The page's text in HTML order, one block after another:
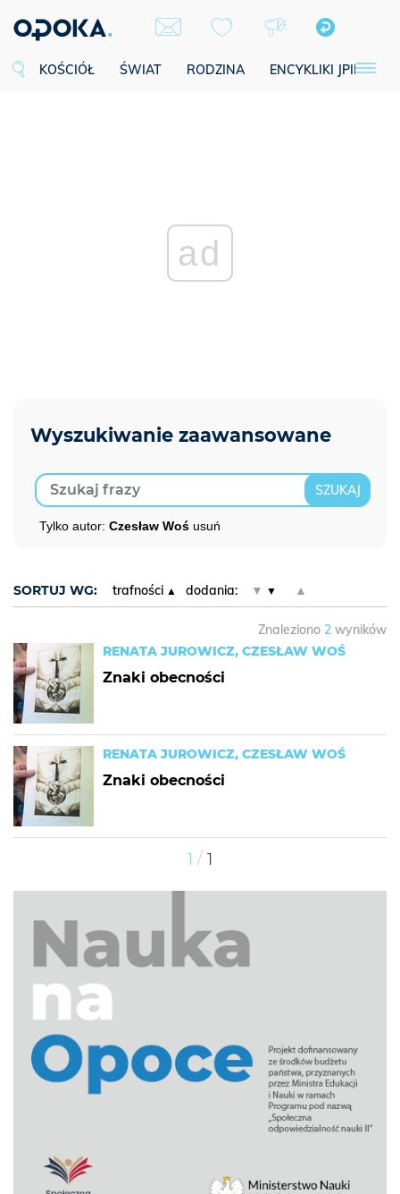
KOŚCIÓŁ ŚWIAT RODZINA ENCYKLIKI JPII
ad
Tylko autor: Czesław Woś usuń
SORTUJ WG: trafności dodania: ▼ ▲
Znaleziono 2 wyników
RENATA JUROWICZ, CZESŁAW WOŚ
Znaki obecności
RENATA JUROWICZ, CZESŁAW WOŚ
Znaki obecności
1 / 1